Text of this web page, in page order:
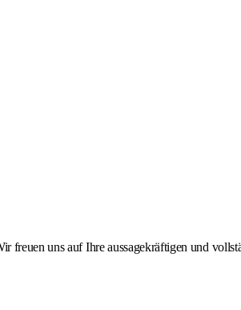
uns auf Ihre aussagekräftigen und